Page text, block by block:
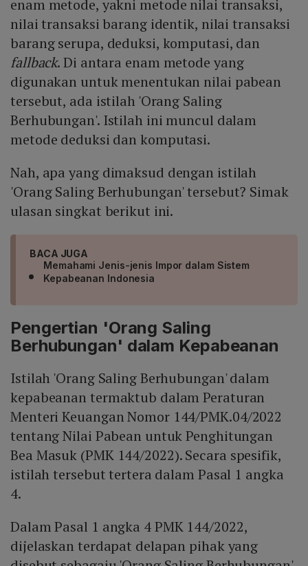
enam metode, yakni metode nilai transaksi,
nilai transaksi barang identik, nilai transaksi
barang serupa, deduksi, komputasi, dan
fallback. Di antara enam metode yang
digunakan untuk menentukan nilai pabean
tersebut, ada istilah 'Orang Saling
Berhubungan'. Istilah ini muncul dalam
metode deduksi dan komputasi.
Nah, apa yang dimaksud dengan istilah
'Orang Saling Berhubungan' tersebut? Simak
ulasan singkat berikut ini.
BACA JUGA
Memahami Jenis-jenis Impor dalam Sistem
Kepabeanan Indonesia
Pengertian 'Orang Saling
Berhubungan' dalam Kepabeanan
Istilah 'Orang Saling Berhubungan' dalam
kepabeanan termaktub dalam Peraturan
Menteri Keuangan Nomor 144/PMK.04/2022
tentang Nilai Pabean untuk Penghitungan
Bea Masuk (PMK 144/2022). Secara spesifik,
istilah tersebut tertera dalam Pasal 1 angka
4.
Dalam Pasal 1 angka 4 PMK 144/2022,
dijelaskan terdapat delapan pihak yang